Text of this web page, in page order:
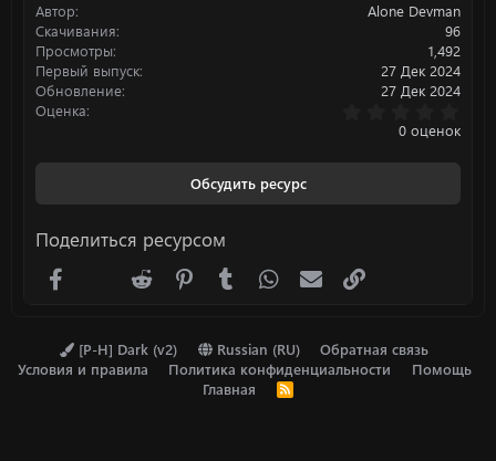
и
:
Автор
Alone Devman
Скачивания
96
Просмотры
1,492
Первый выпуск
27 Дек 2024
Обновление
27 Дек 2024
Оценка
.
0
0 оценок
Обсудить ресурс
Поделиться ресурсом
FacebookX (Twitter)
Reddit PinterestTumblr WhatsAppЭлектронная почта
[P-H] Dark (v2) Russian (RU)
Обратная связь
Условия и правила
Политика конфиденциальности
Помощь
Главная
R